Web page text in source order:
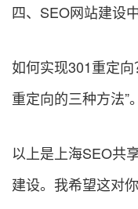
四、SEO网站建设
如何实现301重定
重定向的三种方法”。
以上是上海SEO共
建设。我希望这对你